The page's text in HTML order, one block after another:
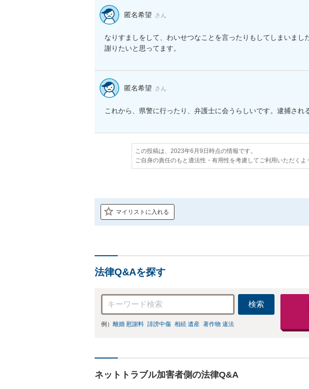
匿名希望 さん
なりすましをして、わいせつなことを言ったりもしてしまいました
謝りたいと思ってます。
匿名希望 さん
これから、県警に行ったり、弁護士に会うらしいです。逮捕され
この投稿は、2023年6月9日時点の情報です。
ご自身の責任のもと適法性・有用性を考慮してご利用いただくよ
マイリストに入れる
法律Q&Aを探す
検索
例） 離婚 慰謝料 誹謗中傷 相続 遺産 著作物 違法
ネットトラブル加害者側の法律Q&A